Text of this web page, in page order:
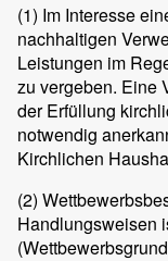
(1) Im Interesse
nachhaltigen
Leistungen im
zu vergeben. Eine
der Erfüllung
notwendig
Kirchlichen
(2)
Handlungsweisen